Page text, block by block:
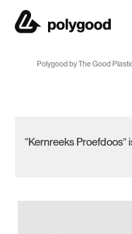
Polygood by The Good
“Kernreeks